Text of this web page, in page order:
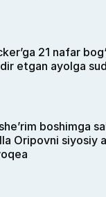
21 nafar
etgan ayolga
boshimga
Oripovni siyosiy